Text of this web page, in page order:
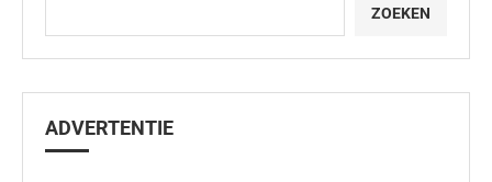
ZOEKEN
ADVERTENTIE